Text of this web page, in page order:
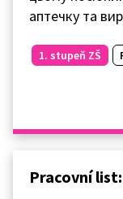
аптечку та
1. stupeň ZŠ
Pracovní